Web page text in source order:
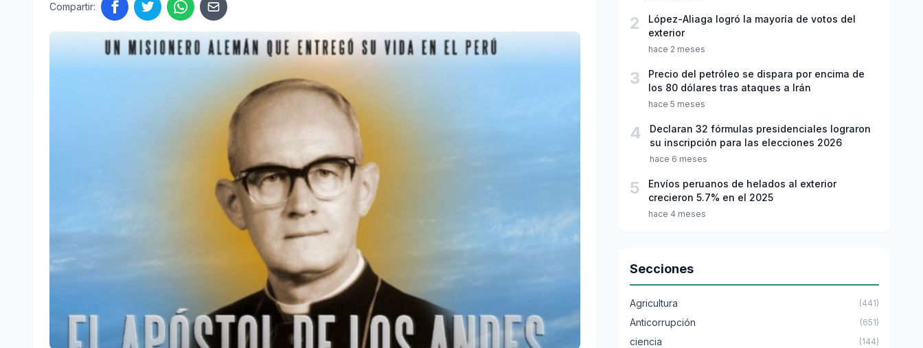
Compartir:
2
López-Aliaga logró la mayoría de votos del
exterior
hace 2 meses
3
Precio del petróleo se dispara por encima de
los 80 dólares tras ataques a Irán
hace 5 meses
4
Declaran 32 fórmulas presidenciales lograron
su inscripción para las elecciones 2026
hace 6 meses
5
Envíos peruanos de helados al exterior
crecieron 5.7% en el 2025
hace 4 meses
Secciones
Agricultura (441)
Anticorrupción (651)
ciencia (144)